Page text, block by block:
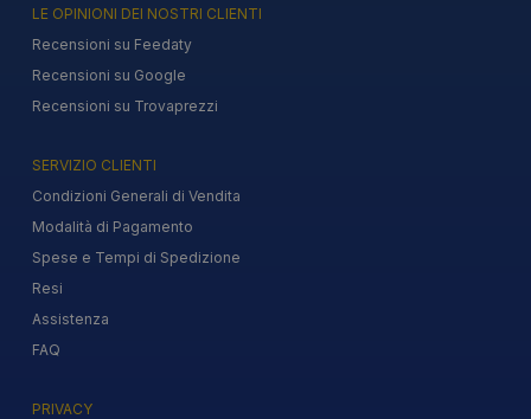
LE OPINIONI DEI NOSTRI CLIENTI
Recensioni su Feedaty
Recensioni su Google
Recensioni su Trovaprezzi
SERVIZIO CLIENTI
Condizioni Generali di Vendita
Modalità di Pagamento
Spese e Tempi di Spedizione
Resi
Assistenza
FAQ
PRIVACY